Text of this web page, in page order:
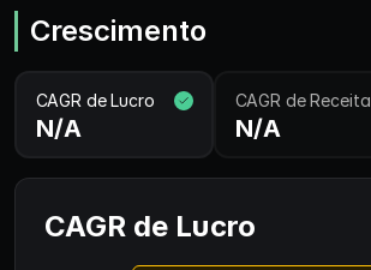
Crescimento
CAGR de Lucro
N/A
CAGR de Receita
N/A
CAGR de Lucro